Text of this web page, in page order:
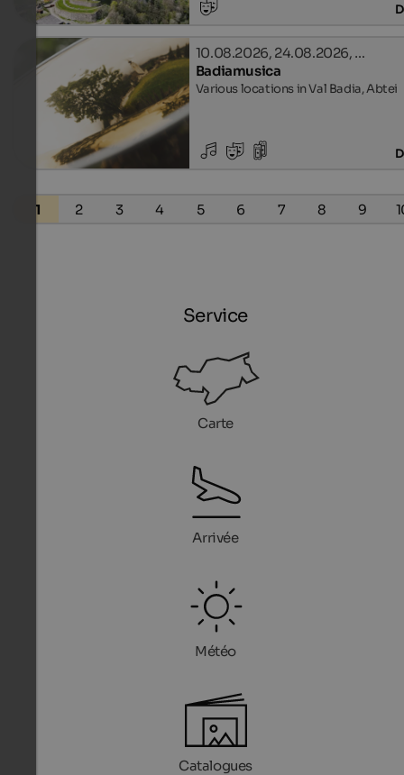
10.08.2026, 24.08.2026, …
Badiamusica
Various locations in Val Badia, Abtei
1 2 3 4 5 6 7 8 9
Service
Carte
Arrivée
Météo
Catalogues